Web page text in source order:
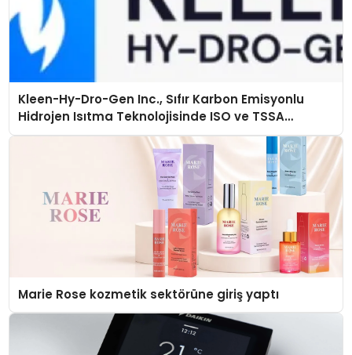
Kleen-Hy-Dro-Gen Inc., Sıfır Karbon Emisyonlu
Hidrojen Isıtma Teknolojisinde ISO ve TSSA
Düzenleyici Onaylarını Aldı
Marie Rose kozmetik sektörüne giriş yaptı